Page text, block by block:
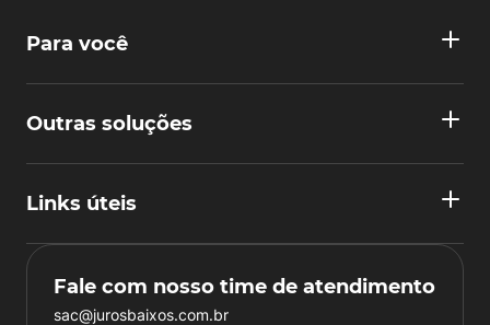
Para você
Outras soluções
Links úteis
Fale com nosso time de atendimento
sac@jurosbaixos.com.br